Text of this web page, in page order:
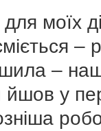
моїх
–
–
йшов у